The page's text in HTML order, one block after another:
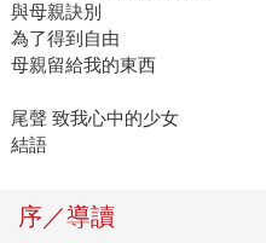
與母親訣別
為了得到自由
母親留給我的東西
尾聲 致我心中的少女
結語
序／導讀